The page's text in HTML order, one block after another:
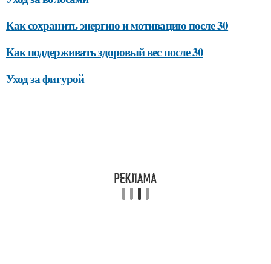
Как сохранить энергию и мотивацию после 30
Как поддерживать здоровый вес после 30
Уход за фигурой